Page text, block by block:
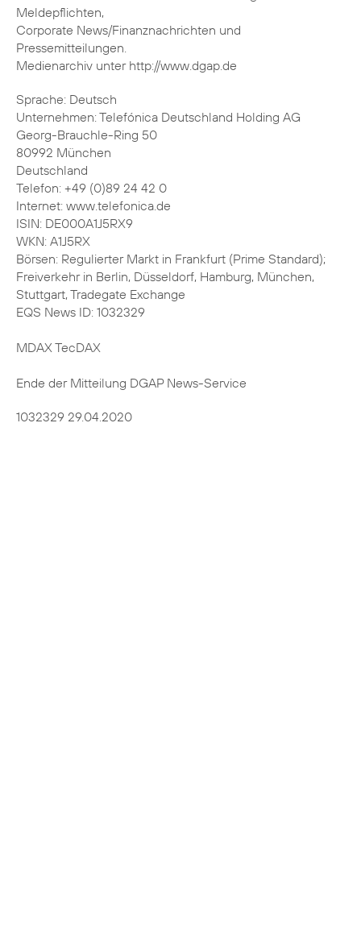
Meldepflichten,
Corporate News/Finanznachrichten und
Pressemitteilungen.
Medienarchiv unter http://www.dgap.de
Sprache: Deutsch
Unternehmen: Telefónica Deutschland Holding AG
Georg-Brauchle-Ring 50
80992 München
Deutschland
Telefon: +49 (0)89 24 42 0
Internet: www.telefonica.de
ISIN: DE000A1J5RX9
WKN: A1J5RX
Börsen: Regulierter Markt in Frankfurt (Prime Standard);
Freiverkehr in Berlin, Düsseldorf, Hamburg, München,
Stuttgart, Tradegate Exchange
EQS News ID: 1032329
MDAX TecDAX
Ende der Mitteilung DGAP News-Service
1032329 29.04.2020